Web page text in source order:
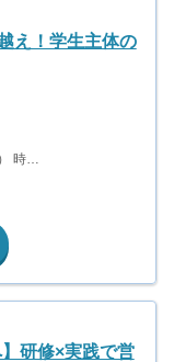
え！学生主体の
フルコミッション制（１成約あたり10~25万） 時給換算で（2000円〜2500円）程度が目安となります。 月100万を稼ぐ学生多数在籍しています。 ■収入例 〇入社1か月目（早稲田大学2年生） 役職：アポインター 月間1契約×10万円＝10万円 ＋交通費 〇入社3か月目（明治大学2年生） 役職：アポインター 月間2契約×13万円＝26万円 ＋交通費 〇入社6か月目（慶應義塾大学3年生） 役職：アポインター 月間5契約×15万円＝75万円 ＋交通費 〇入社15か月目（東京大学3年生） 役職：クローザー 月間3契約×25万=75万円 ＋交通費 交通費支給あり
】研修×実践で営